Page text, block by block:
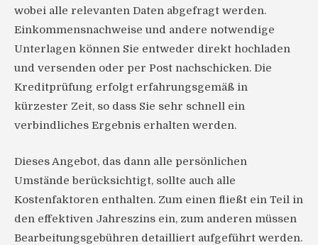
wobei alle relevanten Daten abgefragt werden.
Einkommensnachweise und andere notwendige
Unterlagen können Sie entweder direkt hochladen
und versenden oder per Post nachschicken. Die
Kreditprüfung erfolgt erfahrungsgemäß in
kürzester Zeit, so dass Sie sehr schnell ein
verbindliches Ergebnis erhalten werden.
Dieses Angebot, das dann alle persönlichen
Umstände berücksichtigt, sollte auch alle
Kostenfaktoren enthalten. Zum einen fließt ein Teil in
den effektiven Jahreszins ein, zum anderen müssen
Bearbeitungsgebühren detailliert aufgeführt werden.